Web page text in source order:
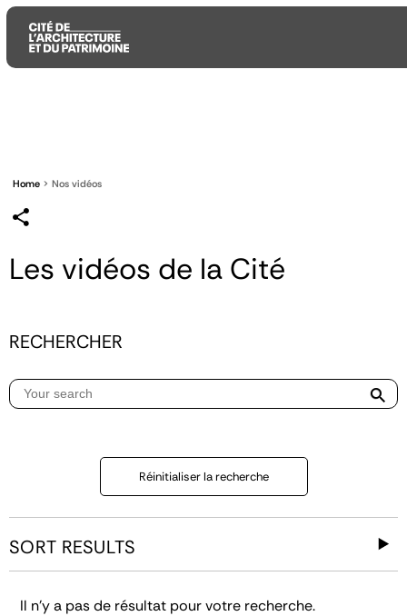
principal
principal
recherche
Home Nos vidéos
Les vidéos de la Cité
RECHERCHER
Réinitialiser la recherche
SORT RESULTS
Il n'y a pas de résultat pour votre recherche.